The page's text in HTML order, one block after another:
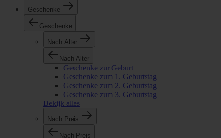
Geschenke
Geschenke
Nach Alter
Nach Alter
Geschenke zur Geburt
Geschenke zum 1. Geburtstag
Geschenke zum 2. Geburtstag
Geschenke zum 3. Geburtstag
Bekijk alles
Nach Preis
Nach Preis